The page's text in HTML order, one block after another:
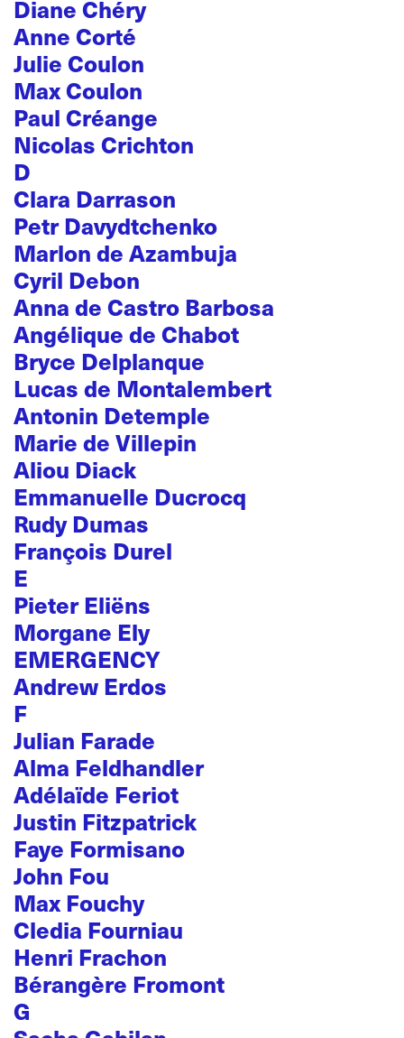
Diane Chéry
Anne Corté
Julie Coulon
Max Coulon
Paul Créange
Nicolas Crichton
D
Clara Darrason
Petr Davydtchenko
Marlon de Azambuja
Cyril Debon
Anna de Castro Barbosa
Angélique de Chabot
Bryce Delplanque
Lucas de Montalembert
Antonin Detemple
Marie de Villepin
Aliou Diack
Emmanuelle Ducrocq
Rudy Dumas
François Durel
E
Pieter Eliëns
Morgane Ely
EMERGENCY
Andrew Erdos
F
Julian Farade
Alma Feldhandler
Adélaïde Feriot
Justin Fitzpatrick
Faye Formisano
John Fou
Max Fouchy
Cledia Fourniau
Henri Frachon
Bérangère Fromont
G